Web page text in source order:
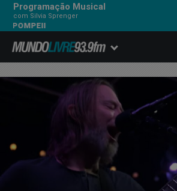
Programação Musical
com Silvia Sprenger